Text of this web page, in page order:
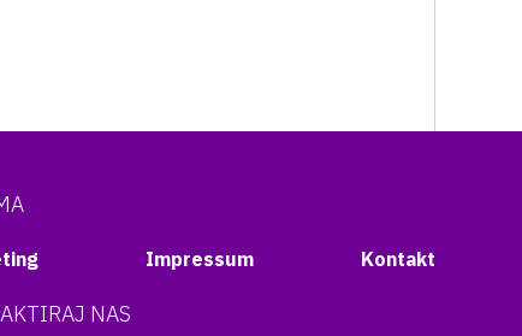
Impressum Kontakt
NAS